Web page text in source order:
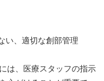
い、適切な創部管理
は、医療スタッフの指示